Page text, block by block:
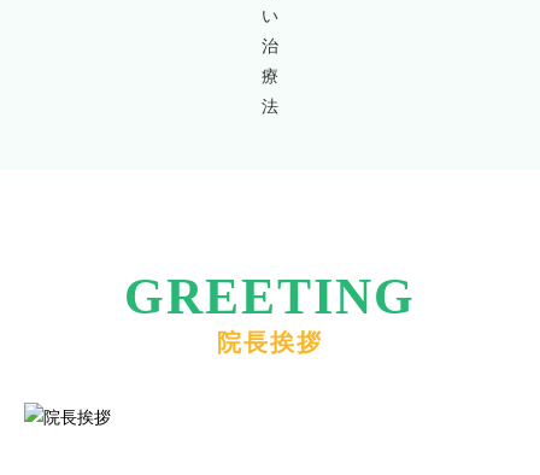
GREETING
院長挨拶